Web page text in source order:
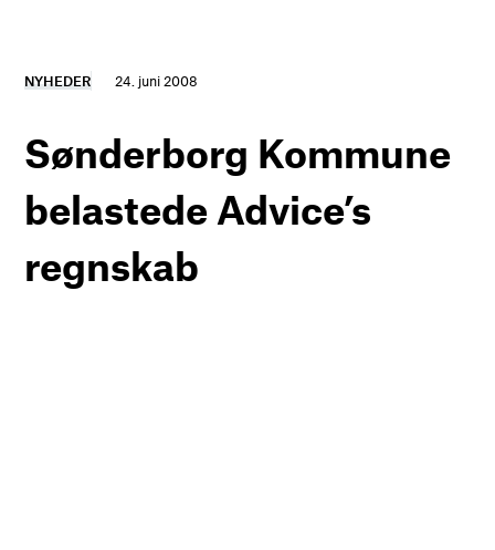
NYHEDER 24. juni 2008
Sønderborg Kommune
belastede Advice’s
regnskab